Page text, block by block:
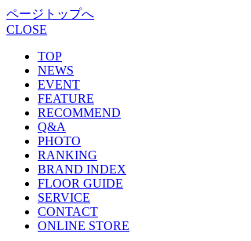
ページトップへ
CLOSE
TOP
NEWS
EVENT
FEATURE
RECOMMEND
Q&A
PHOTO
RANKING
BRAND INDEX
FLOOR GUIDE
SERVICE
CONTACT
ONLINE STORE